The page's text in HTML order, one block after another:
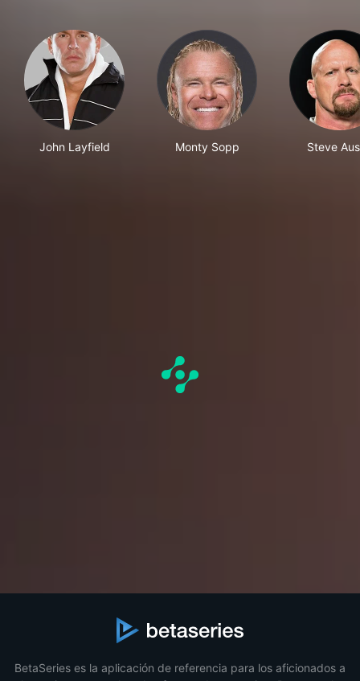
John Layfield Monty Sopp Steve
BetaSeries es la aplicación de referencia para los aficionados a